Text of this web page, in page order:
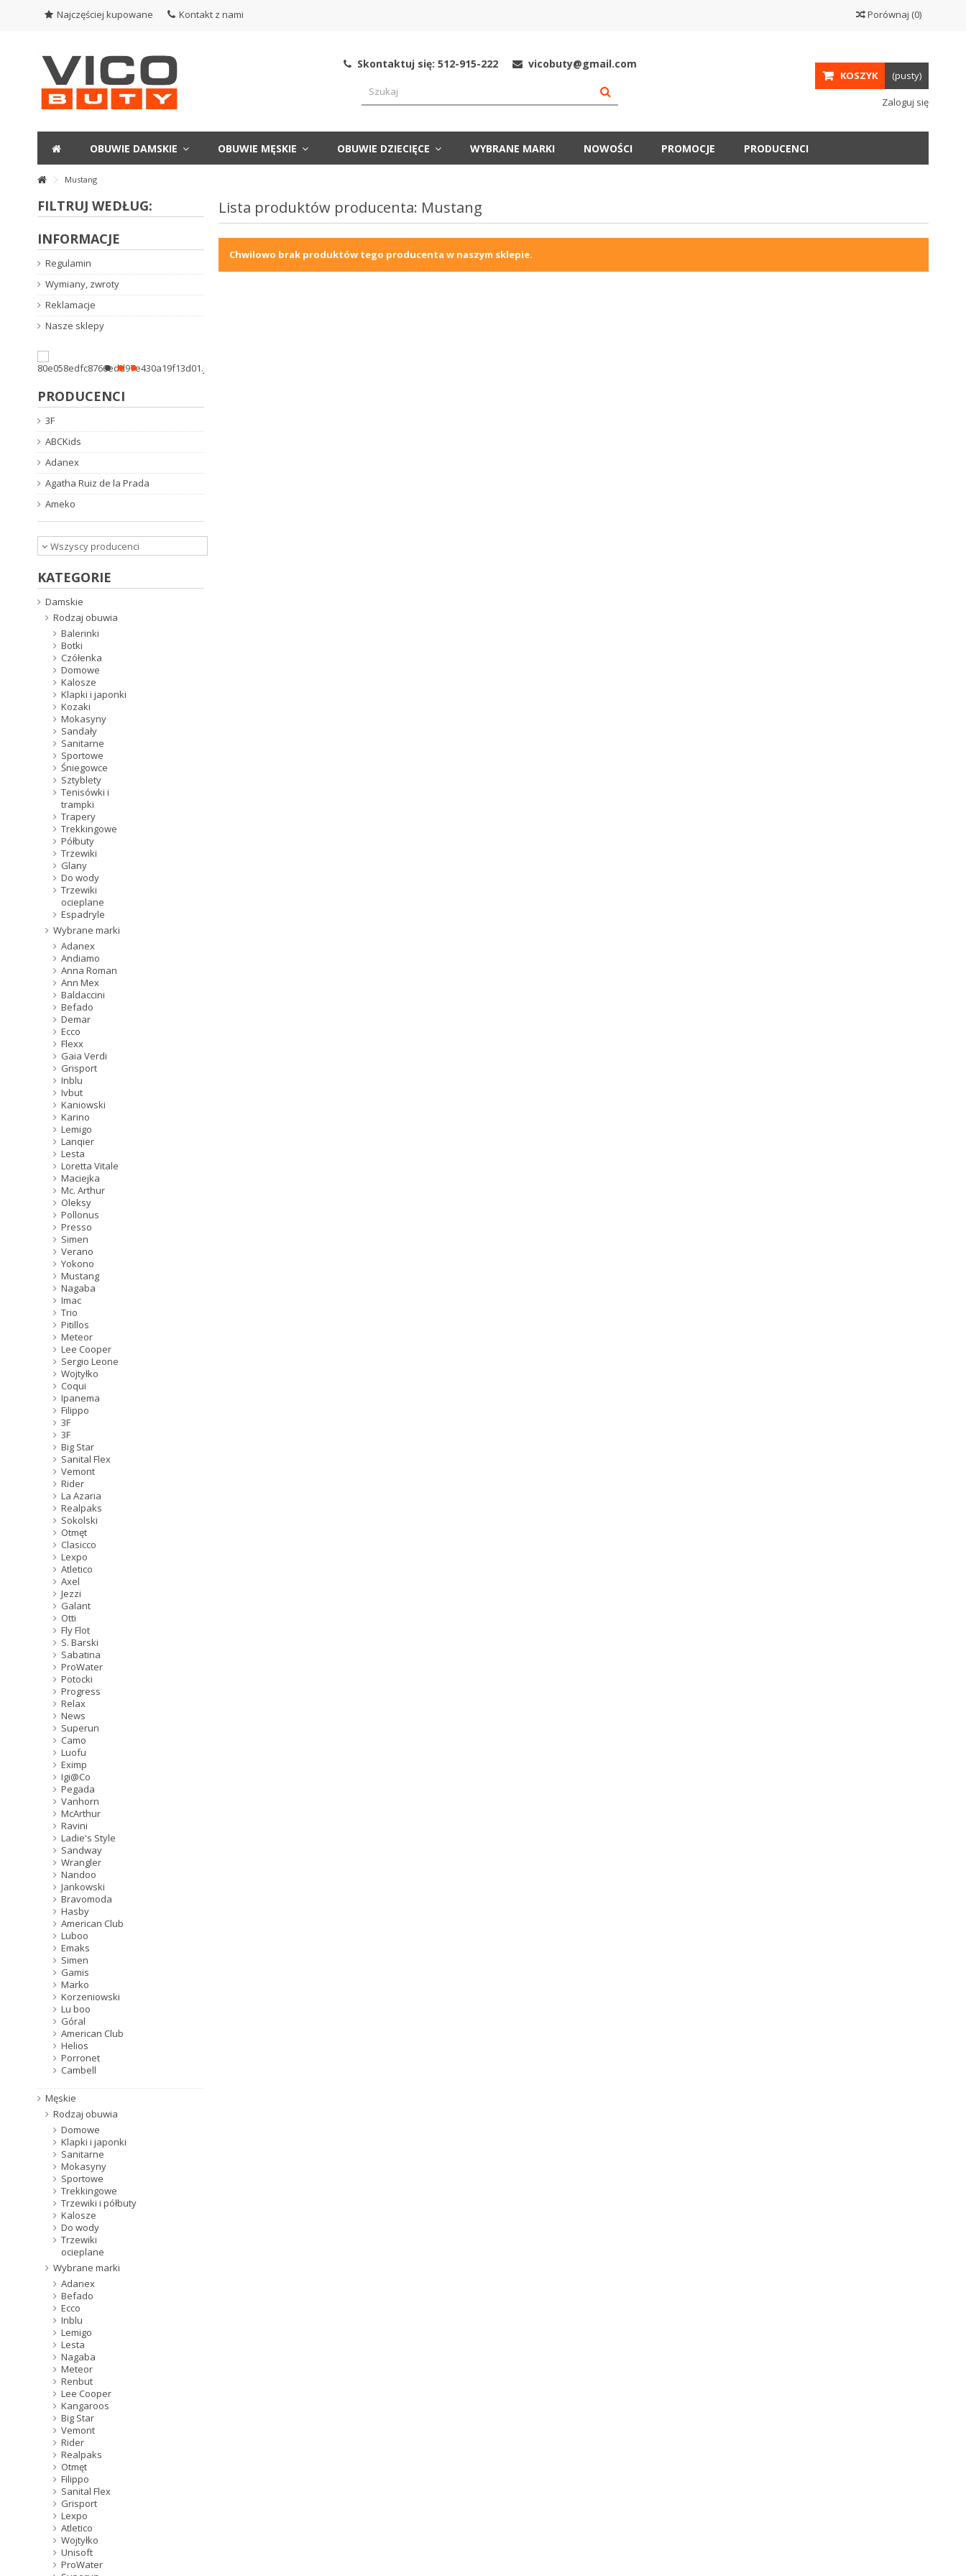
Najczęściej kupowane Kontakt z nami Porównaj (0)
Skontaktuj się: 512-915-222 vicobuty@gmail.com
KOSZYK (pusty)
Zaloguj się
OBUWIE DAMSKIE OBUWIE MĘSKIE OBUWIE DZIECIĘCE WYBRANE MARKI NOWOŚCI PROMOCJE PRODUCENCI
Mustang
Lista produktów producenta: Mustang
Chwilowo brak produktów tego producenta w naszym sklepie.
FILTRUJ WEDŁUG:
INFORMACJE
Regulamin
Wymiany, zwroty
Reklamacje
Nasze sklepy
PRODUCENCI
3F
ABCKids
Adanex
Agatha Ruiz de la Prada
Ameko
Wszyscy producenci
KATEGORIE
Damskie
Rodzaj obuwia
Balerinki
Botki
Czółenka
Domowe
Kalosze
Klapki i japonki
Kozaki
Mokasyny
Sandały
Sanitarne
Sportowe
Śniegowce
Sztyblety
Tenisówki i
trampki
Trapery
Trekkingowe
Półbuty
Trzewiki
Glany
Do wody
Trzewiki
ocieplane
Espadryle
Wybrane marki
Adanex
Andiamo
Anna Roman
Ann Mex
Baldaccini
Befado
Demar
Ecco
Flexx
Gaia Verdi
Grisport
Inblu
Ivbut
Kaniowski
Karino
Lemigo
Lanqier
Lesta
Loretta Vitale
Maciejka
Mc. Arthur
Oleksy
Pollonus
Presso
Simen
Verano
Yokono
Mustang
Nagaba
Imac
Trio
Pitillos
Meteor
Lee Cooper
Sergio Leone
Wojtyłko
Coqui
Ipanema
Filippo
3F
3F
Big Star
Sanital Flex
Vemont
Rider
La Azaria
Realpaks
Sokolski
Otmęt
Clasicco
Lexpo
Atletico
Axel
Jezzi
Galant
Otti
Fly Flot
S. Barski
Sabatina
ProWater
Potocki
Progress
Relax
News
Superun
Camo
Luofu
Eximp
Igi@Co
Pegada
Vanhorn
McArthur
Ravini
Ladie's Style
Sandway
Wrangler
Nandoo
Jankowski
Bravomoda
Hasby
American Club
Luboo
Emaks
Simen
Gamis
Marko
Korzeniowski
Lu boo
Góral
American Club
Helios
Porronet
Cambell
Męskie
Rodzaj obuwia
Domowe
Klapki i japonki
Sanitarne
Mokasyny
Sportowe
Trekkingowe
Trzewiki i półbuty
Kalosze
Do wody
Trzewiki
ocieplane
Wybrane marki
Adanex
Befado
Ecco
Inblu
Lemigo
Lesta
Nagaba
Meteor
Renbut
Lee Cooper
Kangaroos
Big Star
Vemont
Rider
Realpaks
Otmęt
Filippo
Sanital Flex
Grisport
Lexpo
Atletico
Wojtyłko
Unisoft
ProWater